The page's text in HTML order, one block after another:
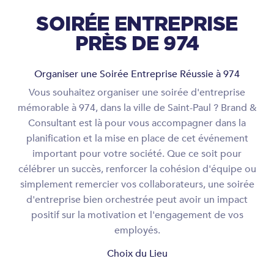
SOIRÉE ENTREPRISE
PRÈS DE 974
Organiser une Soirée Entreprise Réussie à 974
Vous souhaitez organiser une soirée d'entreprise
mémorable à 974, dans la ville de Saint-Paul ? Brand &
Consultant est là pour vous accompagner dans la
planification et la mise en place de cet événement
important pour votre société. Que ce soit pour
célébrer un succès, renforcer la cohésion d'équipe ou
simplement remercier vos collaborateurs, une soirée
d'entreprise bien orchestrée peut avoir un impact
positif sur la motivation et l'engagement de vos
employés.
Choix du Lieu